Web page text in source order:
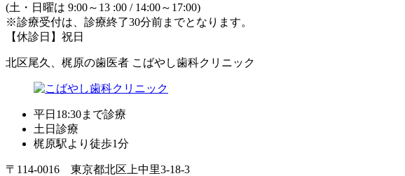
(土・日曜は 9:00～13 :00 / 14:00～17:00)
※診療受付は、診療終了30分前までとなります。
【休診日】祝日
北区尾久、梶原の歯医者 こばやし歯科クリニック
平日18:30まで診療
土日診療
梶原駅より徒歩1分
〒114-0016 東京都北区上中里3-18-3